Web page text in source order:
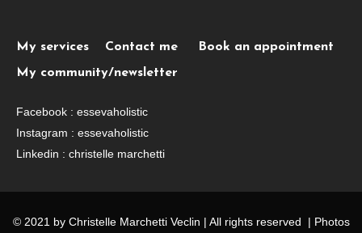
My services Contact me Book an appointment
My community/newsletter
Facebook : essevaholistic
Instagram : essevaholistic
Linkedin : christelle marchetti
© 2021 by Christelle Marchetti Veclin | All rights reserved | Photos